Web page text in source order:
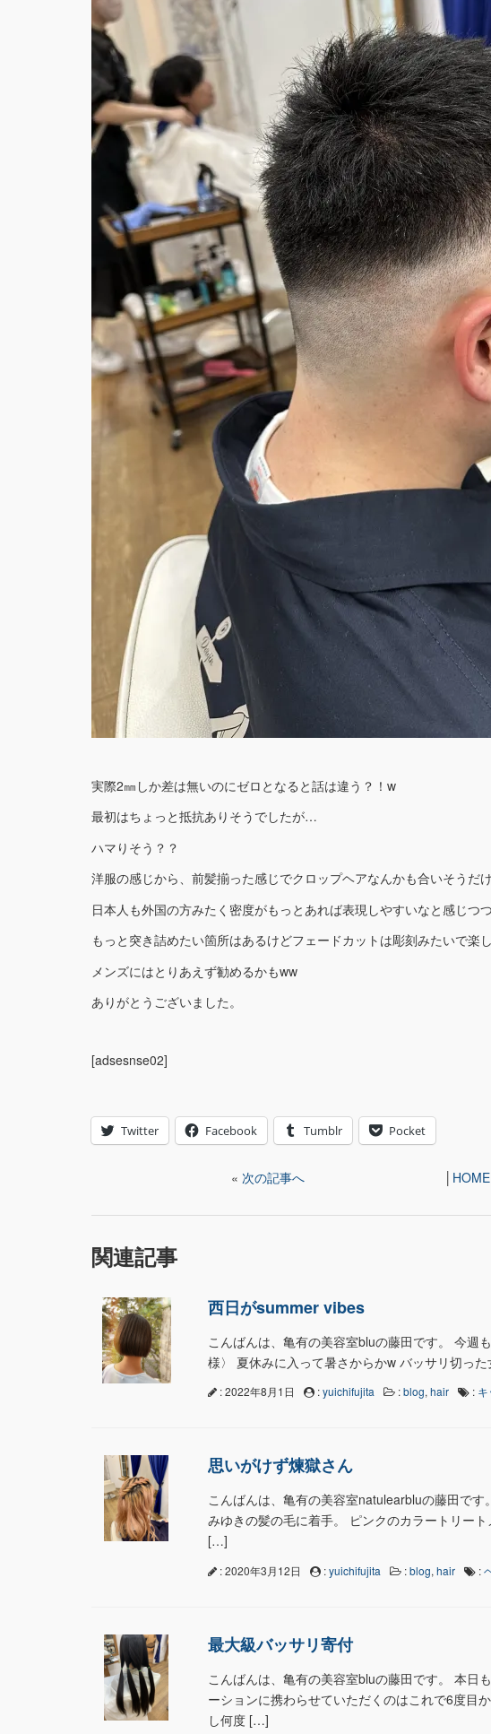
実際2㎜しか差は無いのにゼロとなると話は違う？！w
最初はちょっと抵抗ありそうでしたが…
ハマりそう？？
洋服の感じから、前髪揃った感じでクロップヘアなんかも合いそうだ
日本人も外国の方みたく密度がもっとあれば表現しやすいなと感じつつ
もっと突き詰めたい箇所はあるけどフェードカットは彫刻みたいで楽
メンズにはとりあえず勧めるかもww
ありがとうございました。
[adsesnse02]
Twitter Facebook Tumblr Pocket
« 次の記事へ │ HOME
関連記事
西日がsummer vibes
こんばんは、亀有の美容室bluの藤田です。 今週
様〉 夏休みに入って暑さからかw バッサリ切っ
: 2022年8月1日 :yuichifujita :blog,hair :
思いがけず煉獄さん
こんばんは、亀有の美容室natulearbluの藤田です
みゆきの髪の毛に着手。 ピンクのカラートリー
[…]
: 2020年3月12日 :yuichifujita :blog, hair :
最大級バッサリ寄付
こんばんは、亀有の美容室bluの藤田です。 本日
ーションに携わらせていただくのはこれで6度目
し何度 […]